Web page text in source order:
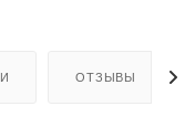
ОТЗЫВЫ